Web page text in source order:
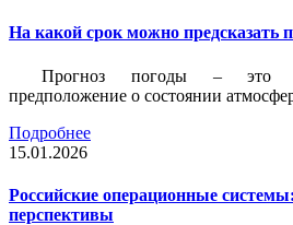
На какой срок можно предсказать
Прогноз погоды – это
предположение о состоянии
Подробнее
15.01.2026
Российские операционные
перспективы